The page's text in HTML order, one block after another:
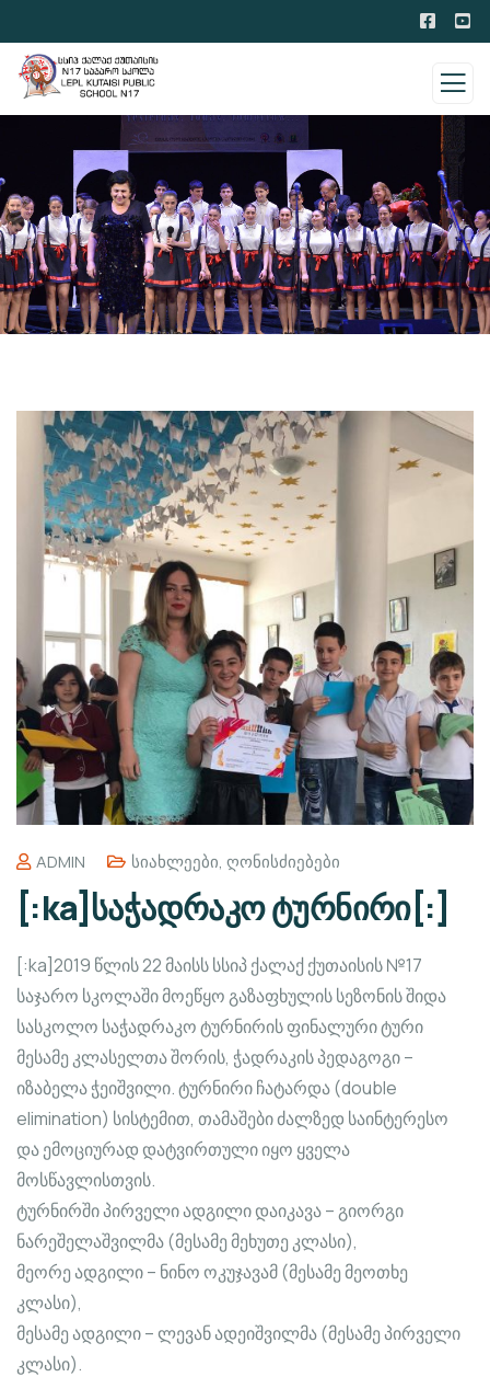
ADMIN Სიახლეები, Ღონისძიებები
[:ka]საჭადრაკო ტურნირი[:]
[:ka]2019 წლის 22 მაისს სსიპ ქალაქ ქუთაისის №17
საჯარო სკოლაში მოეწყო გაზაფხულის სეზონის შიდა
სასკოლო საჭადრაკო ტურნირის ფინალური ტური
მესამე კლასელთა შორის, ჭადრაკის პედაგოგი –
იზაბელა ჭეიშვილი. ტურნირი ჩატარდა (double
elimination) სისტემით, თამაშები ძალზედ საინტერესო
და ემოციურად დატვირთული იყო ყველა
მოსწავლისთვის.
ტურნირში პირველი ადგილი დაიკავა – გიორგი
ნარეშელაშვილმა (მესამე მეხუთე კლასი),
მეორე ადგილი – ნინო ოკუჯავამ (მესამე მეოთხე
კლასი),
მესამე ადგილი – ლევან ადეიშვილმა (მესამე პირველი
კლასი).